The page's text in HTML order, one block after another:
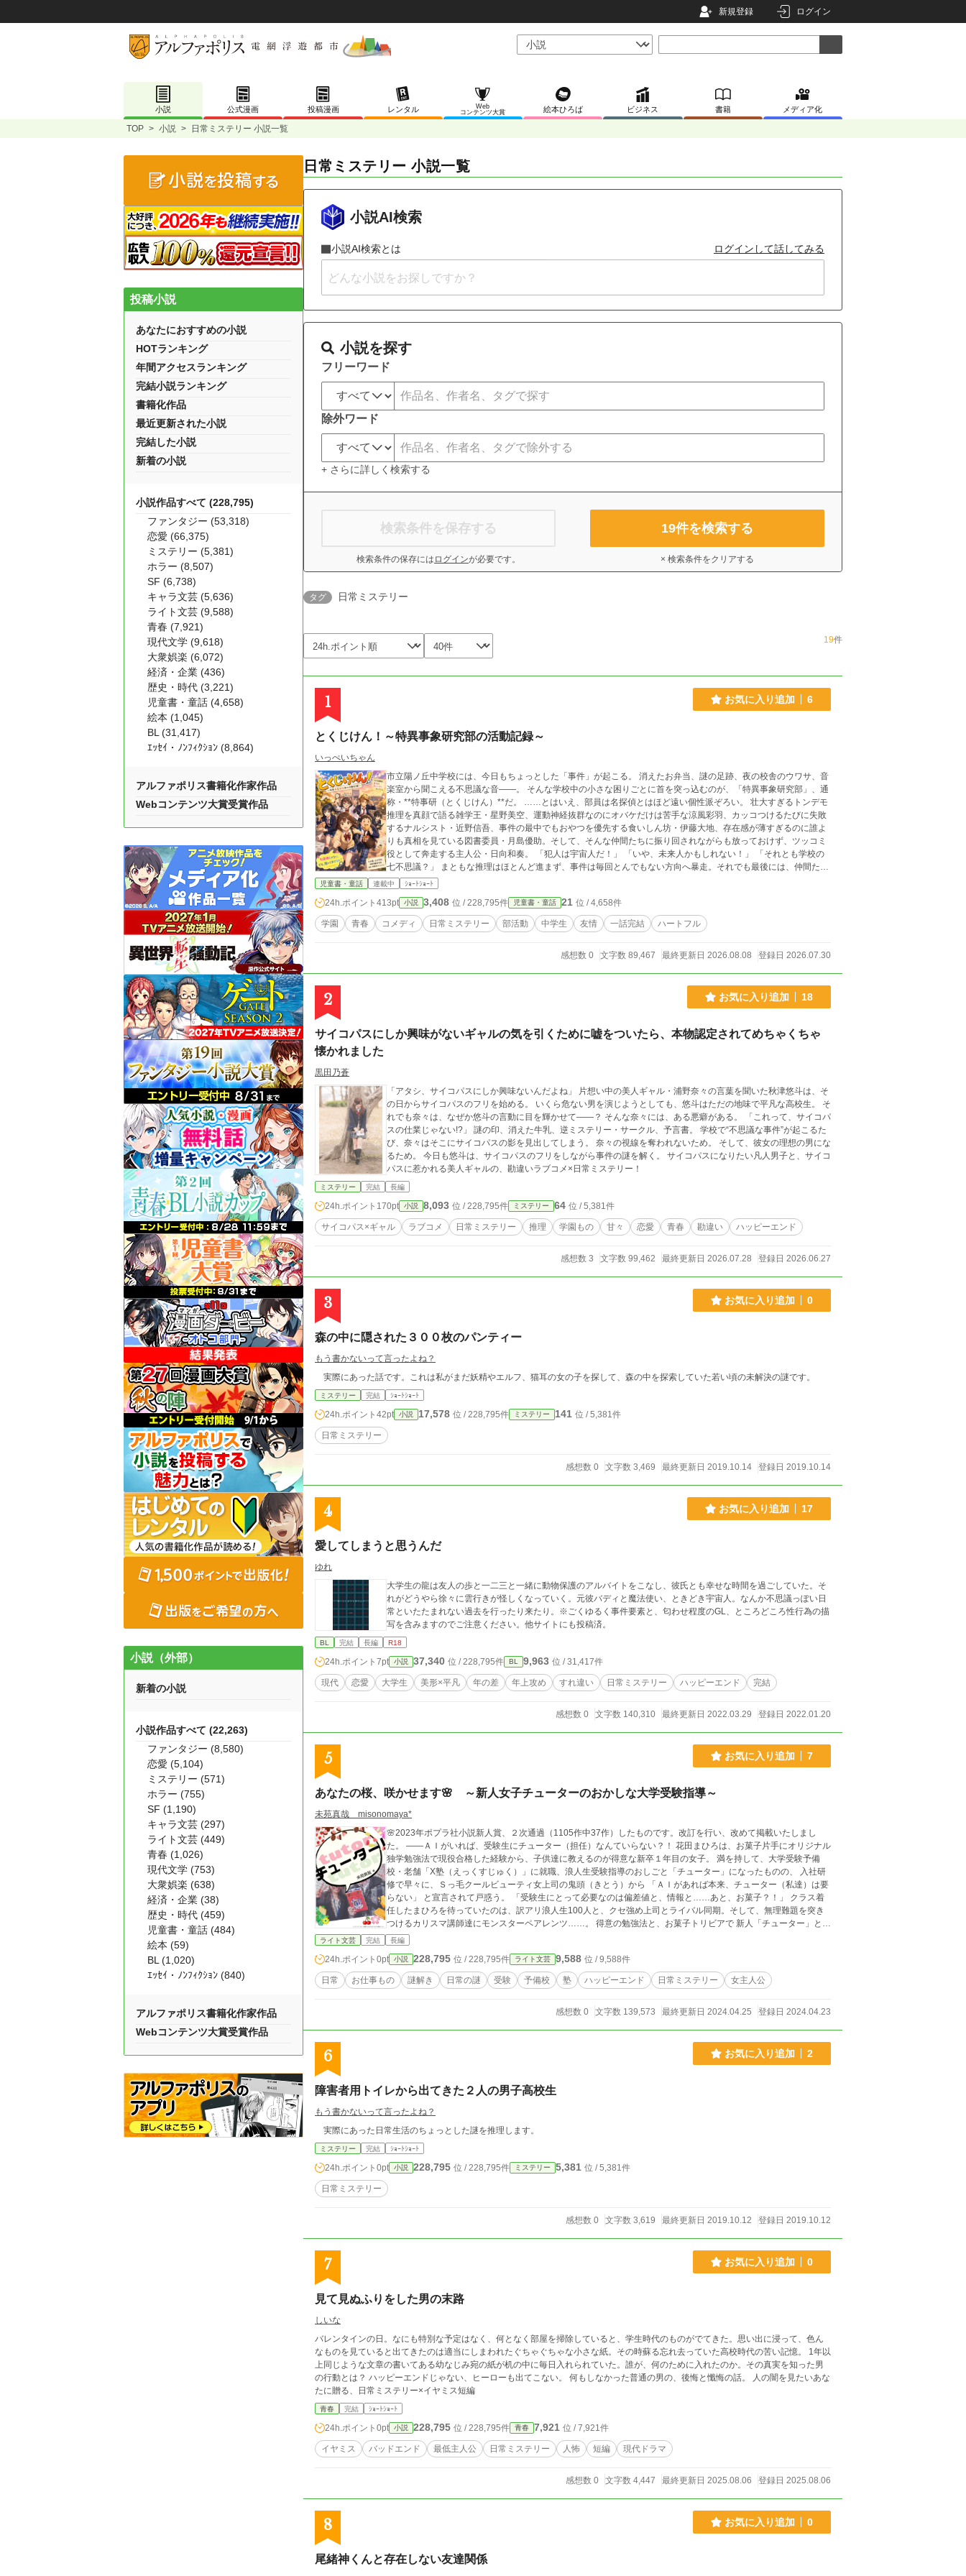
新規登録 ログイン
小説 公式漫画 投稿漫画 レンタル
Web
コンテンツ大賞
絵本ひろば ビジネス 書籍 メディア化
TOP > 小説 > 日常ミステリー 小説一覧
日常ミステリー 小説一覧
小説AI検索
小説AI検索とは ログインして話してみる
小説を探す
フリーワード
除外ワード
+ さらに詳しく検索する
検索条件を保存する
検索条件の保存には ログインが必要です。
19件を検索する
× 検索条件をクリアする
タグ 日常ミステリー
19件
1 お気に入り追加 6
とくじけん！～特異事象研究部の活動記録～
いっぺいちゃん
市立陽ノ丘中学校には、今日もちょっとした「事件」が起こる。 消えたお弁当、謎の足跡、夜の校舎のウワサ、音
楽室から聞こえる不思議な音――。 そんな学校中の小さな困りごとに首を突っ込むのが、「特異事象研究部」、通
称・**特事研（とくじけん）**だ。 ……とはいえ、部員は名探偵とはほど遠い個性派ぞろい。 壮大すぎるトンデモ
推理を真顔で語る雑学王・星野美空、運動神経抜群なのにオバケだけは苦手な涼風彩羽、カッコつけるたびに失敗
するナルシスト・近野信吾、事件の最中でもおやつを優先する食いしん坊・伊藤大地、存在感が薄すぎるのに誰よ
りも真相を見ている図書委員・月島優助。そして、そんな仲間たちに振り回されながらも放っておけず、ツッコミ
役として奔走する主人公・日向和奏。 「犯人は宇宙人だ！」 「いや、未来人かもしれない！」 「それとも学校の
七不思議？」 まともな推理はほとんど進まず、事件は毎回とんでもない方向へ暴走。それでも最後には、仲間たち
の何気ない一言や小さな思いやりがつながり、誰も傷つかない笑顔の結末へたどり着く。 これは、本格ミステリー
また笑う。 個性豊かな六人が繰り広げる、放課後青春コメディ＆日常ミステリー。 『とくじけん！～特異事象研究
部の活動記録～』 今日の放課後も、事件は笑いながらやってくる。 ※表紙のイラストは画像生成AIによって作られ
たものです。 ※この作品は「小説家になろう」でも同時投稿しています。
児童書・童話 連載中 ｼｮｰﾄｼｮｰﾄ
24h.ポイント 413pt 小説 3,408 位 / 228,795件 児童書・童話 21 位 / 4,658件
学園 青春 コメディ 日常ミステリー 部活動 中学生 友情 一話完結 ハートフル
感想数 0 文字数 89,467 最終更新日 2026.08.08 登録日 2026.07.30
2 お気に入り追加 18
サイコパスにしか興味がないギャルの気を引くために嘘をついたら、本物認定されてめちゃくちゃ
懐かれました
黒田乃蒼
「アタシ、サイコパスにしか興味ないんだよね」 片想い中の美人ギャル・浦野奈々の言葉を聞いた秋津悠斗は、そ
の日からサイコパスのフリを始める。 いくら危ない男を演じようとしても、悠斗はただの地味で平凡な高校生。 そ
れでも奈々は、なぜか悠斗の言動に目を輝かせて――？ そんな奈々には、ある悪癖がある。 「これって、サイコパ
スの仕業じゃない!?」 謎の印、消えた牛乳、逆ミステリー・サークル、予言書。 学校で“不思議な事件”が起こるた
び、奈々はそこにサイコパスの影を見出してしまう。 奈々の視線を奪われないため。 そして、彼女の理想の男にな
るため。 今日も悠斗は、サイコパスのフリをしながら事件の謎を解く。 サイコパスになりたい凡人男子と、サイコ
パスに惹かれる美人ギャルの、勘違いラブコメ×日常ミステリー！
ミステリー 完結 長編
24h.ポイント 170pt 小説 8,093 位 / 228,795件 ミステリー 64 位 / 5,381件
サイコパス×ギャル ラブコメ 日常ミステリー 推理 学園もの 甘々 恋愛 青春 勘違い ハッピーエンド
感想数 3 文字数 99,462 最終更新日 2026.07.28 登録日 2026.06.27
3 お気に入り追加 0
森の中に隠された３００枚のパンティー
もう書かないって言ったよね？
実際にあった話です。これは私がまだ妖精やエルフ、猫耳の女の子を探して、森の中を探索していた若い頃の未解決の謎です。
ミステリー 完結 ｼｮｰﾄｼｮｰﾄ
24h.ポイント 42pt 小説 17,578 位 / 228,795件 ミステリー 141 位 / 5,381件
日常ミステリー
感想数 0 文字数 3,469 最終更新日 2019.10.14 登録日 2019.10.14
4 お気に入り追加 17
愛してしまうと思うんだ
ゆれ
大学生の龍は友人の歩と一二三と一緒に動物保護のアルバイトをこなし、彼氏とも幸せな時間を過ごしていた。そ
れがどうやら徐々に雲行きが怪しくなっていく。元彼バディと魔法使い、ときどき宇宙人。なんか不思議っぽい日
常といたたまれない過去を行ったり来たり。※ごくゆるく事件要素と、匂わせ程度のGL、ところどころ性行為の描
写を含みますのでご注意ください。他サイトにも投稿済。
BL 完結 長編 R18
24h.ポイント 7pt 小説 37,340 位 / 228,795件 BL 9,963 位 / 31,417件
現代 恋愛 大学生 美形×平凡 年の差 年上攻め すれ違い 日常ミステリー ハッピーエンド 完結
感想数 0 文字数 140,310 最終更新日 2022.03.29 登録日 2022.01.20
5 お気に入り追加 7
あなたの桜、咲かせます🌸 ～新人女子チューターのおかしな大学受験指導～
未苑真哉 misonomaya*
🌸2023年ポプラ社小説新人賞、２次通過（1105作中37作）したものです。改訂を行い、改めて掲載いたしまし
た。 ――ＡＩがいれば、受験生にチューター（担任）なんていらない？！ 花田まひろは、お菓子片手にオリジナル
独学勉強法で現役合格した経験から、子供達に教えるのが得意な新卒１年目の女子。 満を持して、大学受験予備
校・老舗「X塾（えっくすじゅく）」に就職、浪人生受験指導のおしごと「チューター」になったものの、 入社研
修で早々に、Ｓっ毛クールビューティ女上司の鬼頭（きとう）から 「ＡＩがあれば本来、チューター（私達）は要
らない」 と宣言されて戸惑う。 「受験生にとって必要なのは偏差値と、情報と……あと、お菓子？！」 クラス着
任したまひろを待っていたのは、訳アリ浪人生100人と、クセ強め上司とライバル同期。そして、無理難題を突き
つけるカリスマ講師達にモンスターペアレンツ……。 得意の勉強法と、お菓子トリビアで 新人「チューター」とし
ライト文芸 完結 長編
24h.ポイント 0pt 小説 228,795 位 / 228,795件 ライト文芸 9,588 位 / 9,588件
日常 お仕事もの 謎解き 日常の謎 受験 予備校 塾 ハッピーエンド 日常ミステリー 女主人公
感想数 0 文字数 139,573 最終更新日 2024.04.25 登録日 2024.04.23
6 お気に入り追加 2
障害者用トイレから出てきた２人の男子高校生
もう書かないって言ったよね？
実際にあった日常生活のちょっとした謎を推理します。
ミステリー 完結 ｼｮｰﾄｼｮｰﾄ
24h.ポイント 0pt 小説 228,795 位 / 228,795件 ミステリー 5,381 位 / 5,381件
日常ミステリー
感想数 0 文字数 3,619 最終更新日 2019.10.12 登録日 2019.10.12
7 お気に入り追加 0
見て見ぬふりをした男の末路
しいな
バレンタインの日。なにも特別な予定はなく、何となく部屋を掃除していると、学生時代のものがでてきた。思い出に浸って、色ん
なものを見ていると出てきたのは適当にしまわれたぐちゃぐちゃな小さな紙。その時蘇る忘れ去っていた高校時代の苦い記憶。 1年以
上同じような文章の書いてある幼なじみ宛の紙が机の中に毎日入れられていた。誰が、何のために入れたのか。その真実を知った男
の行動とは？ ハッピーエンドじゃない、ヒーローも出てこない。 何もしなかった普通の男の、後悔と懺悔の話。 人の闇を見たいあな
たに贈る、日常ミステリー×イヤミス短編
青春 完結 ｼｮｰﾄｼｮｰﾄ
24h.ポイント 0pt 小説 228,795 位 / 228,795件 青春 7,921 位 / 7,921件
イヤミス バッドエンド 最低主人公 日常ミステリー 人怖 短編 現代ドラマ
感想数 0 文字数 4,447 最終更新日 2025.08.06 登録日 2025.08.06
8 お気に入り追加 0
尾緒神くんと存在しない友達関係
投稿小説
あなたにおすすめの小説
HOTランキング
年間アクセスランキング
完結小説ランキング
書籍化作品
最近更新された小説
完結した小説
新着の小説
小説作品すべて (228,795)
ファンタジー (53,318)
恋愛 (66,375)
ミステリー (5,381)
ホラー (8,507)
SF (6,738)
キャラ文芸 (5,636)
ライト文芸 (9,588)
青春 (7,921)
現代文学 (9,618)
大衆娯楽 (6,072)
経済・企業 (436)
歴史・時代 (3,221)
児童書・童話 (4,658)
絵本 (1,045)
BL (31,417)
ｴｯｾｲ・ﾉﾝﾌｨｸｼｮﾝ (8,864)
アルファポリス書籍化作家作品
Webコンテンツ大賞受賞作品
小説（外部）
新着の小説
小説作品すべて (22,263)
ファンタジー (8,580)
恋愛 (5,104)
ミステリー (571)
ホラー (755)
SF (1,190)
キャラ文芸 (297)
ライト文芸 (449)
青春 (1,026)
現代文学 (753)
大衆娯楽 (638)
経済・企業 (38)
歴史・時代 (459)
児童書・童話 (484)
絵本 (59)
BL (1,020)
ｴｯｾｲ・ﾉﾝﾌｨｸｼｮﾝ (840)
アルファポリス書籍化作家作品
Webコンテンツ大賞受賞作品